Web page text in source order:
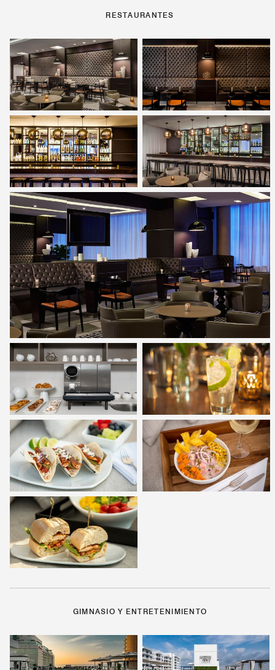
RESTAURANTES
GIMNASIO Y ENTRETENIMIENTO